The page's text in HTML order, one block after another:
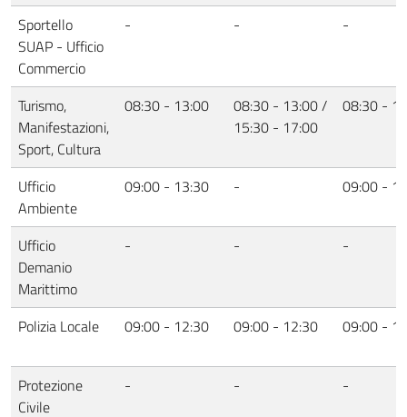
Sportello
SUAP - Ufficio
Commercio
- - -
Turismo,
Manifestazioni,
Sport, Cultura
08:30 - 13:00
08:30 - 13:00 /
15:30 - 17:00
08:30 -
Ufficio
Ambiente
09:00 - 13:30 - 09:00 -
Ufficio
Demanio
Marittimo
- - -
Polizia Locale 09:00 - 12:30 09:00 - 12:30 09:00 -
Protezione
Civile
- - -